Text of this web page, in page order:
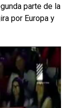
parte de la
por Europa y